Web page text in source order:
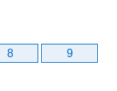
8 9